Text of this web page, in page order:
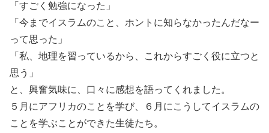
「すごく勉強になった」
「今までイスラムのこと、ホントに知らなかったんだなー
って思った」
「私、地理を習っているから、これからすごく役に立つと
思う」
と、興奮気味に、口々に感想を語ってくれました。
５月にアフリカのことを学び、６月にこうしてイスラムの
ことを学ぶことができた生徒たち。